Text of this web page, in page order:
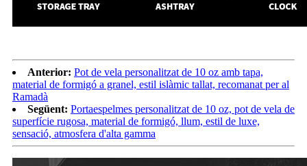
Anterior: Pot de vela personalitzat de 10 oz amb tapa,
material de formigó a granel, estil islàmic tallat, recomanat per al
Ramadà
Següent: Portaespelmes personalitzat de 10 oz, pot de vela de
superfície rugosa, material de formigó, llum, estil de luxe,
sensació, atmosfera d'alta gamma